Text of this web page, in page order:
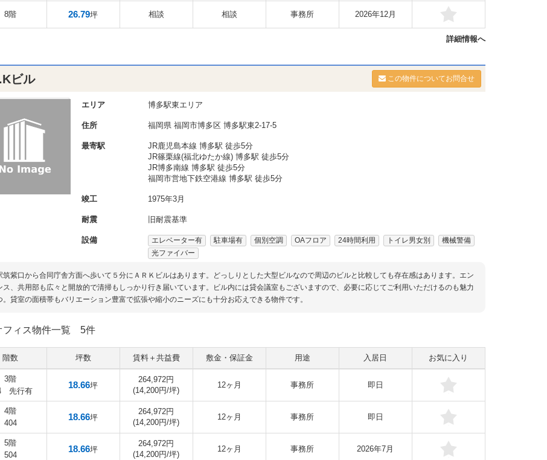
8階 26.79坪 相談 相談 事務所 2026年12月
詳細情報へ
ビル この物件についてお問合せ
エリア 博多駅東エリア
住所 福岡県 福岡市博多区博多駅東2-17-5
最寄駅
JR鹿児島本線 博多駅 徒歩5分
JR篠栗線(福北ゆたか線) 博多駅 徒歩5分
JR博多南線 博多駅 徒歩5分
福岡市営地下鉄空港線 博多駅 徒歩5分
竣工 1975年3月
耐震 旧耐震基準
設備 エレベーター有 駐車場有 個別空調 OAフロア 24時間利用 トイレ男女別
機械警備
光ファイバー
筑紫口から合同庁舎方面へ歩いて５分にＡＲＫビルはあります。どっしりとした大型ビルなので周辺のビルと比較しても存在感はあります。エン
ス、共用部も広々と開放的で清掃もしっかり行き届いています。ビル内には貸会議室もございますので、必要に応じてご利用いただけるのも魅力
。貸室の面積帯もバリエーション豊富で拡張や縮小のニーズにも十分お応えできる物件です。
フィス物件一覧 5件
階数 坪数 賃料＋共益費 敷金・保証金 用途 入居日 お気に入り
3階
先行有
18.66坪
264,972円
(14,200円/坪)
12ヶ月 事務所 即日
4階
404
18.66坪
264,972円
(14,200円/坪)
12ヶ月 事務所 即日
5階
504
18.66坪
264,972円
(14,200円/坪)
12ヶ月 事務所 2026年7月